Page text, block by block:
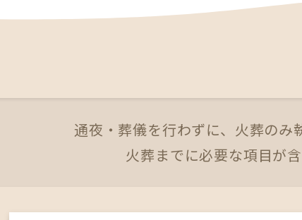
通夜・葬儀を行わずに、火葬のみ
火葬までに必要な項目が